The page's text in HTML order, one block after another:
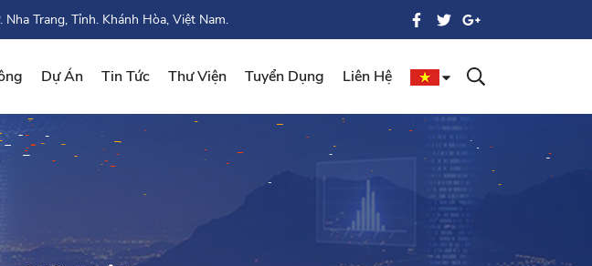
Trang, Tỉnh. Khánh Hòa, Việt Nam.
Dự Án Tin Tức Thư Viện Tuyển Dụng Liên Hệ